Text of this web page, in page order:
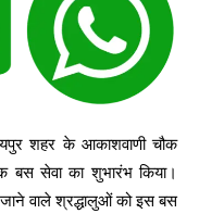
शहर के आकाशवाणी चौक
बस सेवा का शुभारंभ किया।
वाले श्रद्धालुओं को इस बस